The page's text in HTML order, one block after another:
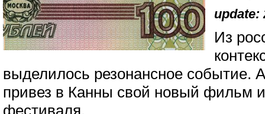
update:
Из
выделилось резонансное событие.
привез в Канны свой новый фильм
фестиваля.